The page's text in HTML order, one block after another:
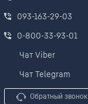
093-163-29-03
0-800-33-93-01
Чат Viber
Чат Telegram
Обратный звонок